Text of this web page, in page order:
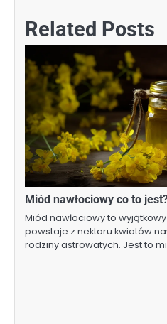
Related Posts
Miód nawłociowy co to
Miód nawłociowy to
powstaje z nektaru kwiatów
rodziny astrowatych. Jest to